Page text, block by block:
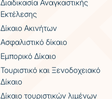
Διαδικασία Αναγκαστικής
Εκτέλεσης
Δίκαιο Ακινήτων
Ασφαλιστικό δίκαιο
Εμπορικό Δίκαιο
Τουριστικό και Ξενοδοχειακό
Δίκαιο
Δίκαιο τουριστικών λιμένων